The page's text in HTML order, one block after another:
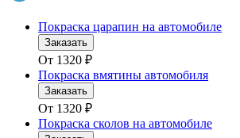
Покраска царапин на автомобиле
Заказать
От 1320 ₽
Покраска вмятины автомобиля
Заказать
От 1320 ₽
Покраска сколов на автомобиле